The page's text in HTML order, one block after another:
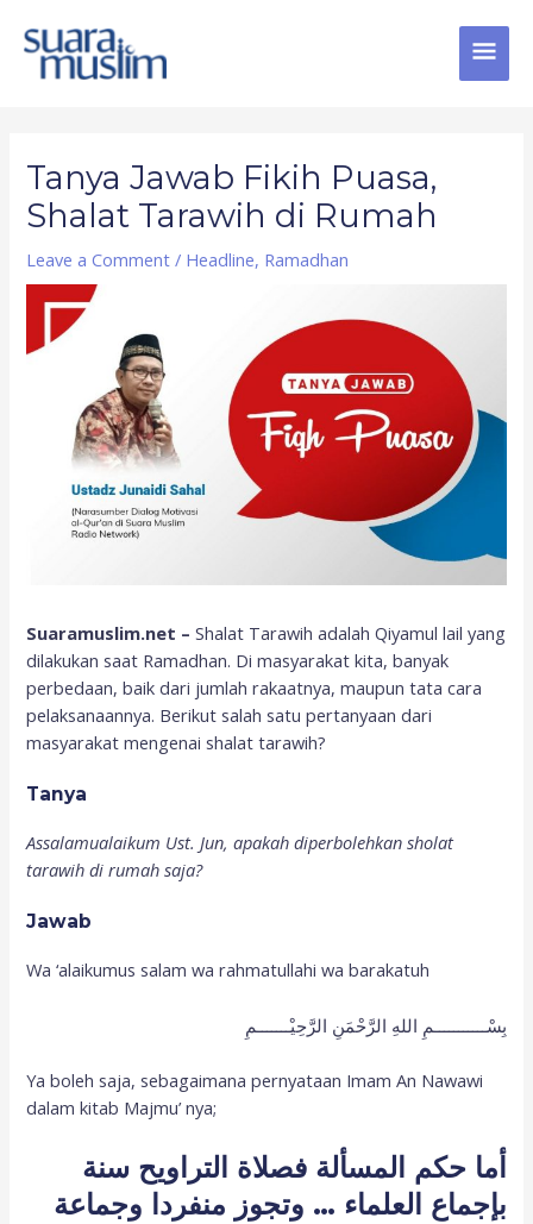
content
Tanya Jawab Fikih Puasa,
Shalat Tarawih di Rumah
Leave a Comment / Headline, Ramadhan
Suaramuslim.net –Shalat Tarawih adalah Qiyamul lail yang
dilakukan saat Ramadhan. Di masyarakat kita, banyak
perbedaan, baik dari jumlah rakaatnya, maupun tata cara
pelaksanaannya. Berikut salah satu pertanyaan dari
masyarakat mengenai shalat tarawih?
Tanya
Assalamualaikum Ust. Jun, apakah diperbolehkan sholat
tarawih di rumah saja?
Jawab
Wa ‘alaikumus salam wa rahmatullahi wa barakatuh
بِسْـــــــــــمِ اللهِ الرَّحْمَنِ الرَّحِيْـــــــمِ
Ya boleh saja, sebagaimana pernyataan Imam An Nawawi
dalam kitab Majmu’ nya;
أما حكم المسألة فصلاة التراويح سنة
بإجماع العلماء … وتجوز منفردا وجماعة